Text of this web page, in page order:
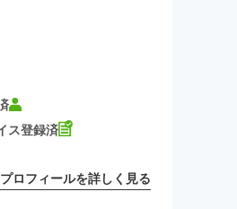
ス登録済
プロフィールを詳しく見る